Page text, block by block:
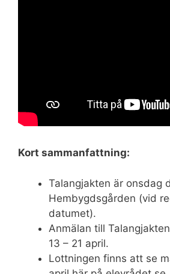
Kort sammanfattning:
Talangjakten är onsdag
Hembygdsgården (vid
datumet).
Anmälan till
13 – 21 april.
Lottningen finns att se